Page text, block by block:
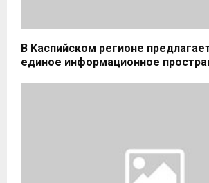
В Каспийском регионе
единое информационное